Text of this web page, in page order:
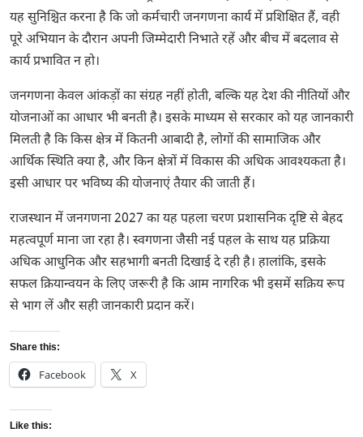
यह सुनिश्चित करना है कि जो कर्मचारी जनगणना कार्य में प्रशिक्षित हैं, वही
पूरे अभियान के दौरान अपनी जिम्मेदारी निभाते रहें और बीच में बदलाव से
कार्य प्रभावित न हो।
जनगणना केवल आंकड़ों का संग्रह नहीं होती, बल्कि यह देश की नीतियों और
योजनाओं का आधार भी बनती है। इसके माध्यम से सरकार को यह जानकारी
मिलती है कि किस क्षेत्र में कितनी आबादी है, लोगों की सामाजिक और
आर्थिक स्थिति क्या है, और किन क्षेत्रों में विकास की अधिक आवश्यकता है।
इसी आधार पर भविष्य की योजनाएं तैयार की जाती हैं।
राजस्थान में जनगणना 2027 का यह पहला चरण प्रशासनिक दृष्टि से बेहद
महत्वपूर्ण माना जा रहा है। स्वगणना जैसी नई पहल के साथ यह प्रक्रिया
अधिक आधुनिक और सहभागी बनती दिखाई दे रही है। हालांकि, इसके
सफल क्रियान्वयन के लिए जरूरी है कि आम नागरिक भी इसमें सक्रिय रूप
से भाग लें और सही जानकारी प्रदान करें।
Share this:
Facebook X
Like this: